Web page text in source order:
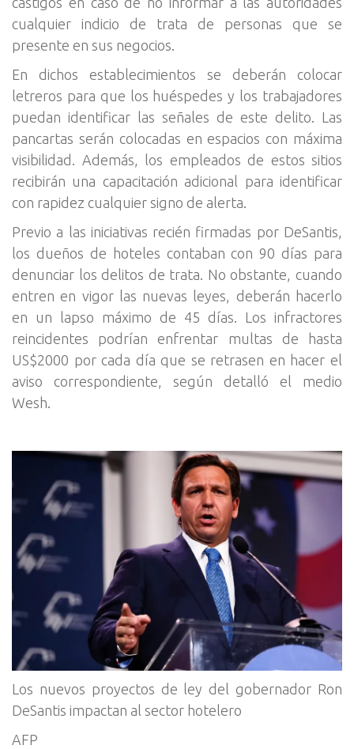
cualquier indicio de trata de personas que se
presente en sus negocios.
En dichos establecimientos se deberán colocar
letreros para que los huéspedes y los trabajadores
puedan identificar las señales de este delito. Las
pancartas serán colocadas en espacios con máxima
visibilidad. Además, los empleados de estos sitios
recibirán una capacitación adicional para identificar
con rapidez cualquier signo de alerta.
Previo a las iniciativas recién firmadas por DeSantis,
los dueños de hoteles contaban con 90 días para
denunciar los delitos de trata. No obstante, cuando
entren en vigor las nuevas leyes, deberán hacerlo
en un lapso máximo de 45 días. Los infractores
reincidentes podrían enfrentar multas de hasta
US$2000 por cada día que se retrasen en hacer el
aviso correspondiente, según detalló el medio
Wesh.
Los nuevos proyectos de ley del gobernador Ron
DeSantis impactan al sector hotelero
AFP